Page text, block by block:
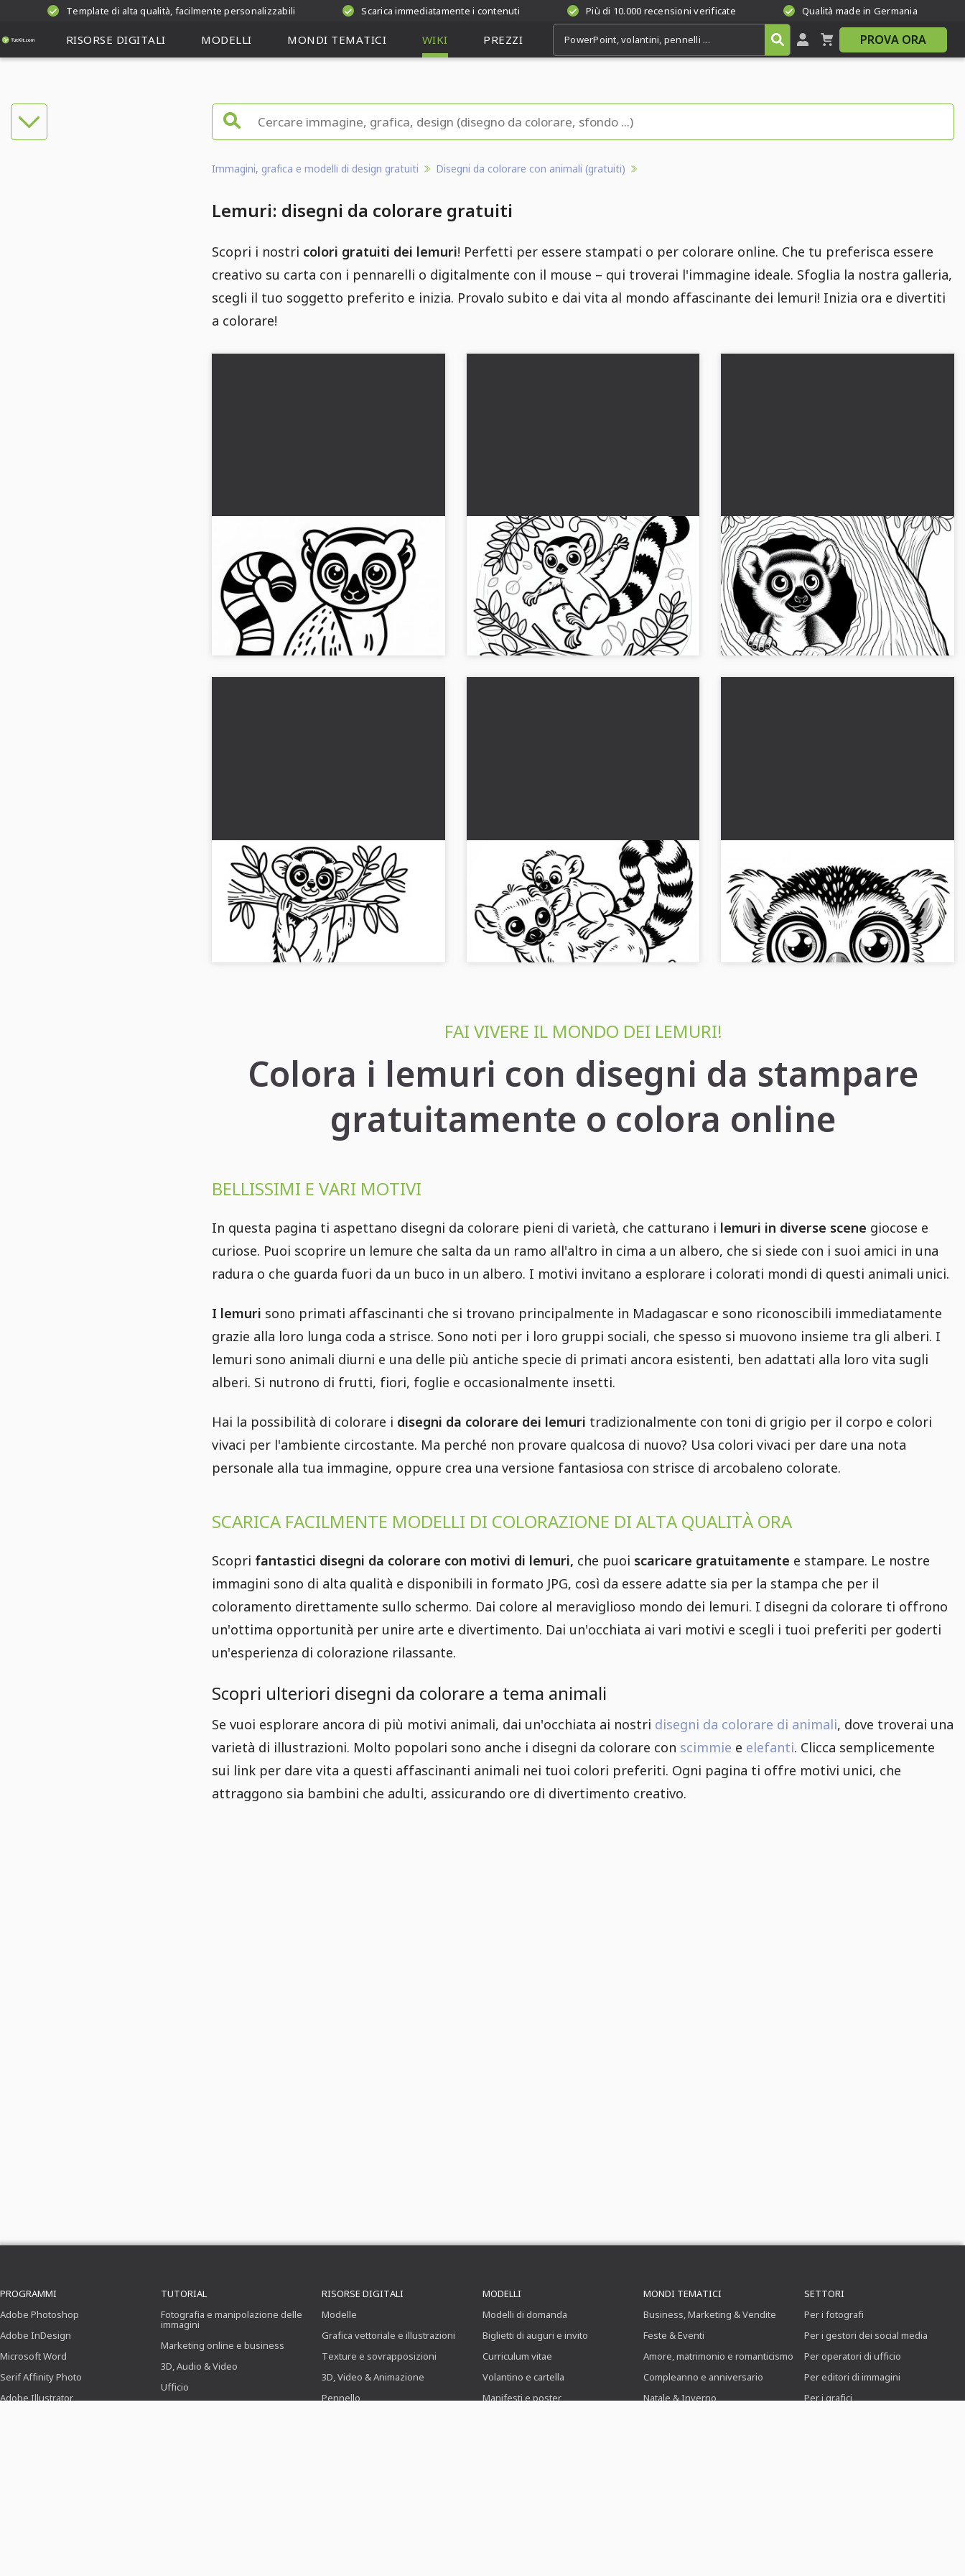
Template di alta qualità, facilmente personalizzabili Scarica immediatamente i contenuti Più di 10.000 recensioni verificate Qualità made in Germania
RISORSE DIGITALI MODELLI MONDI TEMATICI WIKI PREZZI PROVA ORA
Immagini, grafica e modelli di design gratuiti Disegni da colorare con animali (gratuiti)
Lemuri: disegni da colorare gratuiti
Scopri i nostri colori gratuiti dei lemuri! Perfetti per essere stampati o per colorare online. Che tu preferisca essere
creativo su carta con i pennarelli o digitalmente con il mouse – qui troverai l'immagine ideale. Sfoglia la nostra galleria,
scegli il tuo soggetto preferito e inizia. Provalo subito e dai vita al mondo affascinante dei lemuri! Inizia ora e divertiti
a colorare!
Scheda da colorare di un lemure da
stampare e scaricare
Scopri il carinissimo disegno da colorare con
un lemure. Scaricalo gratuitamente e coloralo
online....
Il lemure dalla coda a spirale salta
da un ramo all'altro con le braccia
aperte - Disegno da colorare
Scarica il disegno da colorare di un lemure dal
codino arricciato che salta! Scarica
gratuitamente l'immagine e divertiti a colorare
in modo creativo....
Lemure curioso osserva fuori dal
tronco di un albero – Disegno da
colorare gratuito
Scopri il curioso lemure della nostra pagina di
disegni da colorare gratuiti! Scaricalo e inizia
subito a colorare....
Lemure appeso a un ramo - Disegno
da colorare gratis
Scopri il nostro disegno da colorare di un
lemure su un ramo. Scarica l'immagine
gratuitamente e dai vita ai colori!...
Il bambino lemure si aggrappa alla
schiena della madre - Disegno da
colorare gratuito
Scopri un adorabile cucciolo di lemure che si
aggrappa al dorso della madre. Scarica ora il
disegno da colorare gratuito!...
Il lemure guarda con occhi enormi
direttamente nella telecamera -
modello da colorare gratuito
Scopri il disegno da colorare di un curioso
lemure. Scaricalo gratuitamente e rendilo
vivo!...
FAI VIVERE IL MONDO DEI LEMURI!
Colora i lemuri con disegni da stampare
gratuitamente o colora online
BELLISSIMI E VARI MOTIVI
In questa pagina ti aspettano disegni da colorare pieni di varietà, che catturano i lemuri in diverse scene giocose e
curiose. Puoi scoprire un lemure che salta da un ramo all'altro in cima a un albero, che si siede con i suoi amici in una
radura o che guarda fuori da un buco in un albero. I motivi invitano a esplorare i colorati mondi di questi animali unici.
I lemuri sono primati affascinanti che si trovano principalmente in Madagascar e sono riconoscibili immediatamente
grazie alla loro lunga coda a strisce. Sono noti per i loro gruppi sociali, che spesso si muovono insieme tra gli alberi. I
lemuri sono animali diurni e una delle più antiche specie di primati ancora esistenti, ben adattati alla loro vita sugli
alberi. Si nutrono di frutti, fiori, foglie e occasionalmente insetti.
Hai la possibilità di colorare i disegni da colorare dei lemuri tradizionalmente con toni di grigio per il corpo e colori
vivaci per l'ambiente circostante. Ma perché non provare qualcosa di nuovo? Usa colori vivaci per dare una nota
personale alla tua immagine, oppure crea una versione fantasiosa con strisce di arcobaleno colorate.
SCARICA FACILMENTE MODELLI DI COLORAZIONE DI ALTA QUALITÀ ORA
Scopri fantastici disegni da colorare con motivi di lemuri, che puoi scaricare gratuitamente e stampare. Le nostre
immagini sono di alta qualità e disponibili in formato JPG, così da essere adatte sia per la stampa che per il
coloramento direttamente sullo schermo. Dai colore al meraviglioso mondo dei lemuri. I disegni da colorare ti offrono
un'ottima opportunità per unire arte e divertimento. Dai un'occhiata ai vari motivi e scegli i tuoi preferiti per goderti
un'esperienza di colorazione rilassante.
Scopri ulteriori disegni da colorare a tema animali
Se vuoi esplorare ancora di più motivi animali, dai un'occhiata ai nostri disegni da colorare di animali, dove troverai una
varietà di illustrazioni. Molto popolari sono anche i disegni da colorare con scimmie e elefanti. Clicca semplicemente
sui link per dare vita a questi affascinanti animali nei tuoi colori preferiti. Ogni pagina ti offre motivi unici, che
attraggono sia bambini che adulti, assicurando ore di divertimento creativo.
PROGRAMMI
Adobe Photoshop
Adobe InDesign
Microsoft Word
Serif Affinity Photo
Adobe Illustrator
TUTORIAL
Fotografia e manipolazione delle
immagini
Marketing online e business
3D, Audio & Video
Ufficio
RISORSE DIGITALI
Modelle
Grafica vettoriale e illustrazioni
Texture e sovrapposizioni
3D, Video & Animazione
Pennello
MODELLI
Modelli di domanda
Biglietti di auguri e invito
Curriculum vitae
Volantino e cartella
Manifesti e poster
MONDI TEMATICI
Business, Marketing & Vendite
Feste & Eventi
Amore, matrimonio e romanticismo
Compleanno e anniversario
Natale & Inverno
SETTORI
Per i fotografi
Per i gestori dei social media
Per operatori di ufficio
Per editori di immagini
Per i grafici